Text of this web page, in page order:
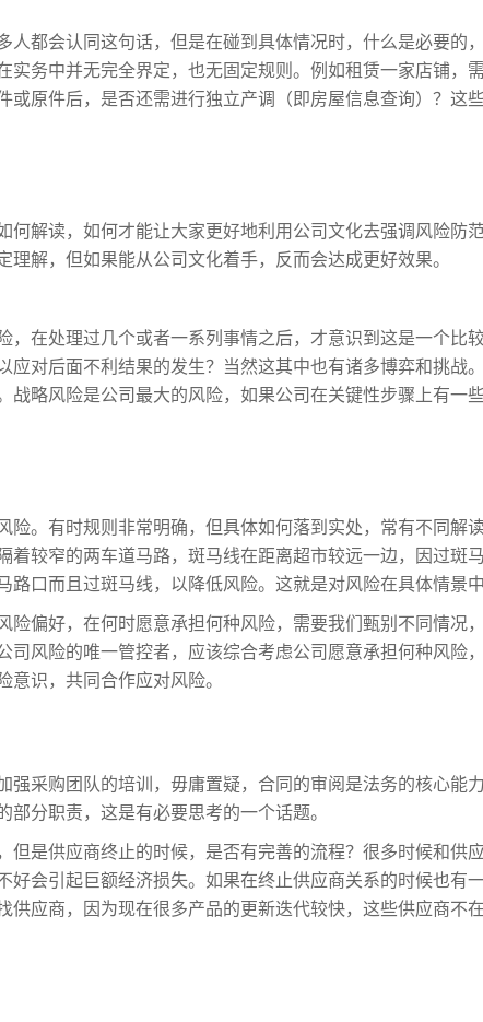
人都会认同这句话，但是在碰到具体情况时，什么是必要的
务中并无完全界定，也无固定规则。例如租赁一家店铺，
原件后，是否还需进行独立产调（即房屋信息查询）？这
何解读，如何才能让大家更好地利用公司文化去强调风险防
解，但如果能从公司文化着手，反而会达成更好效果。
在处理过几个或者一系列事情之后，才意识到这是一个比
对后面不利结果的发生？当然这其中也有诸多博弈和挑战
略风险是公司最大的风险，如果公司在关键性步骤上有一
。有时规则非常明确，但具体如何落到实处，常有不同解
较窄的两车道马路，斑马线在距离超市较远一边，因过斑
口而且过斑马线，以降低风险。这就是对风险在具体情景
偏好，在何时愿意承担何种风险，需要我们甄别不同情况
风险的唯一管控者，应该综合考虑公司愿意承担何种风险
识，共同合作应对风险。
采购团队的培训，毋庸置疑，合同的审阅是法务的核心能
分职责，这是有必要思考的一个话题。
是供应商终止的时候，是否有完善的流程？很多时候和供
会引起巨额经济损失。如果在终止供应商关系的时候也有
应商，因为现在很多产品的更新迭代较快，这些供应商不